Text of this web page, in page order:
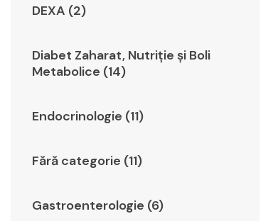
DEXA (2)
Diabet Zaharat, Nutriţie şi Boli
Metabolice (14)
Endocrinologie (11)
Fără categorie (11)
Gastroenterologie (6)